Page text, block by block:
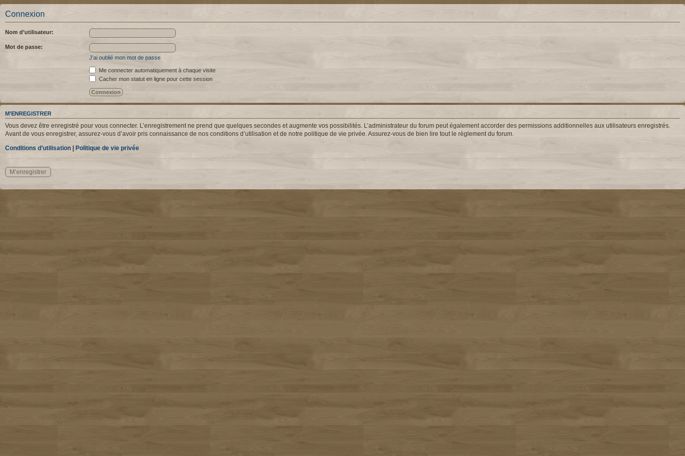
Connexion
Nom d’utilisateur:
Mot de passe:
J’ai oublié mon mot de passe
Me connecter automatiquement à chaque visite
Cacher mon statut en ligne pour cette session
M’ENREGISTRER
Vous devez être enregistré pour vous connecter. L’enregistrement ne prend que quelques secondes et augmente vos possibilités. L’administrateur du forum peut également accorder des permissions additionnelles aux utilisateurs enregistrés.
Avant de vous enregistrer, assurez-vous d’avoir pris connaissance de nos conditions d’utilisation et de notre politique de vie privée. Assurez-vous de bien lire tout le règlement du forum.
Conditions d’utilisation | Politique de vie privée
M’enregistrer